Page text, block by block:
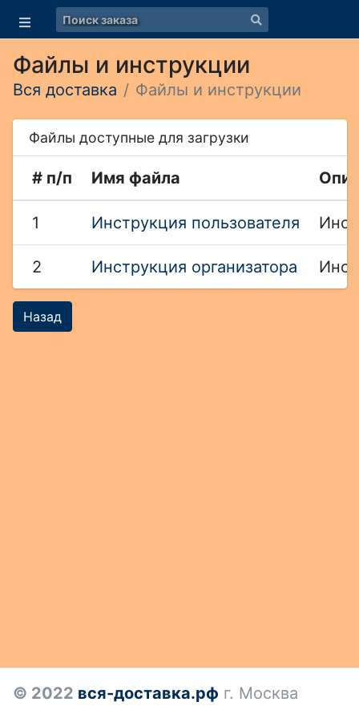
Файлы и инструкции
Вся доставка Файлы и инструкции
Файлы доступные для загрузки
# п/п Имя файла
1 Инструкция пользователя
2 Инструкция организатора
Назад
© 2022 вся-доставка.рф г. Москва